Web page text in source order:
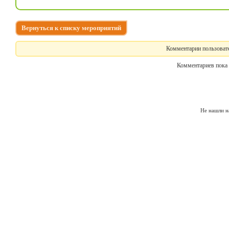
Вернуться к списку мероприятий
Комментарии
Комментариев пока
Не нашли